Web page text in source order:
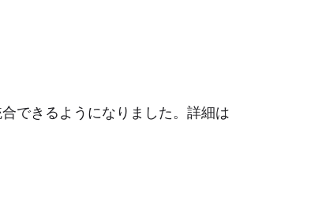
できるようになりました。詳細は